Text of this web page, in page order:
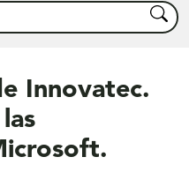
Buscar
Innovatec.